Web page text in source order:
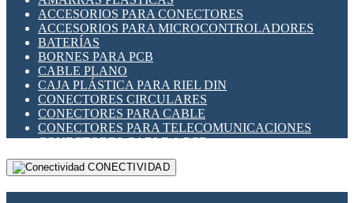
INDICADORES PARA PANEL
INTERFACES DE RELÉ
INTERRUPTORES FIN DE CARRERA
LLAVES CONMUTADORAS
MEDIDORES DE ENERGÍA Y TC'S DE CORRIENTE
MOTORES PASO A PASO
PANTALLAS HMI
PLC -CONTROLADORES LÓGICO PROGRAMABLES
PROGRAMADORES DE HORARIO
RELÉS DE PROTECCIÓN
SENSORES CAPACITIVOS
ACCESORIOS PARA CONECTORES
ACCESORIOS PARA MICROCONTROLADORES
BATERÍAS
BORNES PARA PCB
CABLE PLANO
CAJA PLÁSTICA PARA RIEL DIN
CONECTORES CIRCULARES
CONECTORES PARA CABLE
CONECTORES PARA TELECOMUNICACIONES
CONECTORES CABLE A PCB
CONECTORES PCB A CABLE
DIP SWITCHESCONECTIVIDAD